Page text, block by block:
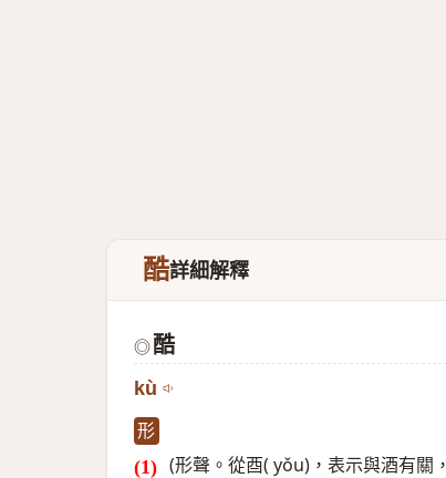
酷詳細解釋
◎酷
kù
形
(形聲。從酉( yǒu)，表示與酒有關